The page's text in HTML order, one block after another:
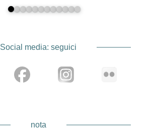
Social media: seguici
nota